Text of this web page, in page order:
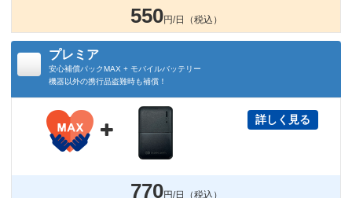
550円/日（税込）
プレミア
安心補償パックMAX + モバイルバッテリー
機器以外の携行品盗難時も補償！

詳しく見る
770円/日（税込）